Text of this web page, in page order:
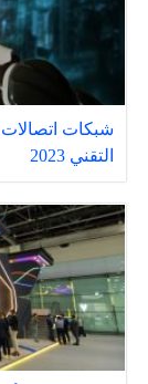
شبكات
التقني 2023